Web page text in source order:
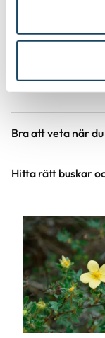
Med en magnolia
planta från
kvist.
Bra att veta när
Höjd,
är unika så
variera
hemsidan.
Växter
Hitta rätt buskar